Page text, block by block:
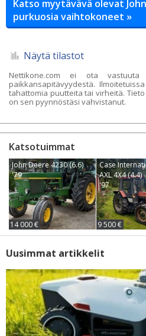
Katso myytävävä olevat
purkuosia vaihtokoneet »
Näytä tilastot
Nettikone.com ei ota vastuuta
paikkansapitävyydestä.
tahattomia puutteita tai virheitä.
on sen pyynnöstäsi vahvistanut.
Katsotuimmat
John Deere 4230 (6.6)
'79
14 000 €
Case
AXL 4X4 (4.4)
'97
9 500 €
Uusimmat artikkelit